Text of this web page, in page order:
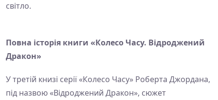
світло.
Повна історія книги «Колесо Часу. Відроджений
Дракон»
У третій книзі серії «Колесо Часу» Роберта Джордана,
під назвою «Відроджений Дракон», сюжет